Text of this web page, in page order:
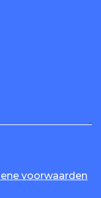
voorwaarden